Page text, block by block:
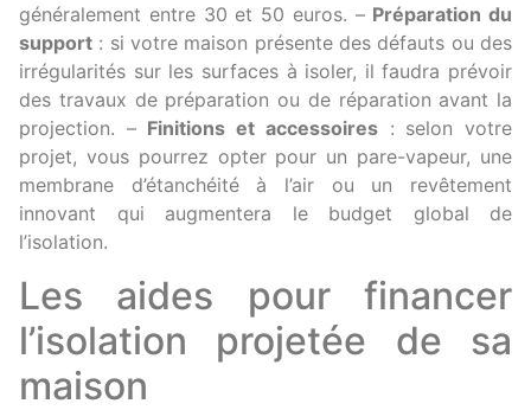
généralement entre 30 et 50 euros. – Préparation du
support : si votre maison présente des défauts ou des
irrégularités sur les surfaces à isoler, il faudra prévoir
des travaux de préparation ou de réparation avant la
projection. – Finitions et accessoires: selon votre
projet, vous pourrez opter pour un pare-vapeur, une
membrane d’étanchéité à l’air ou un revêtement
innovant qui augmentera le budget global de
l’isolation.
Les aides pour financer
l’isolation projetée de sa
maison